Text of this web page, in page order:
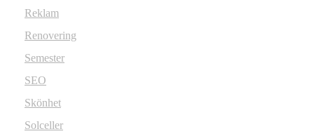
Reklam
Renovering
Semester
SEO
Skönhet
Solceller